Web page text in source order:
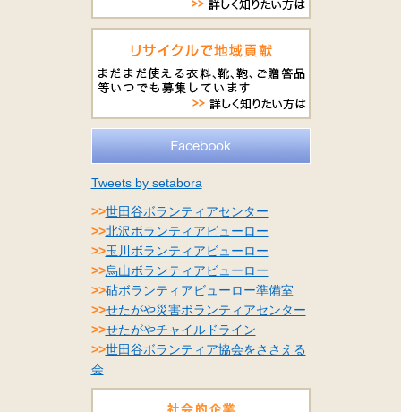
Tweets by setabora
>>世田谷ボランティアセンター
>>北沢ボランティアビューロー
>>玉川ボランティアビューロー
>>烏山ボランティアビューロー
>>砧ボランティアビューロー準備室
>>せたがや災害ボランティアセンター
>>せたがやチャイルドライン
>>世田谷ボランティア協会をささえる
会